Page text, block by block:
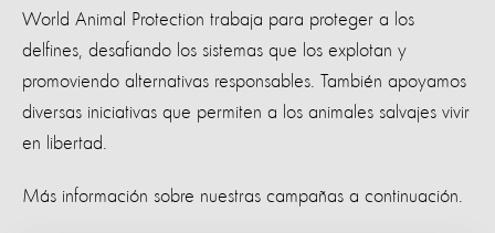
World Animal Protection trabaja para proteger a los
delfines, desafiando los sistemas que los explotan y
promoviendo alternativas responsables. También apoyamos
diversas iniciativas que permiten a los animales salvajes vivir
en libertad.
Más información sobre nuestras campañas a continuación.